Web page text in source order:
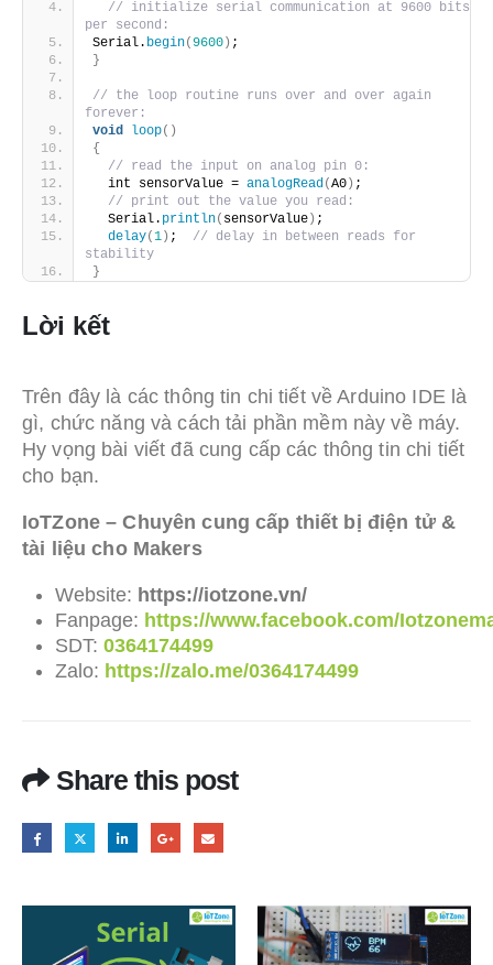
// initialize serial communication at 9600 bits
per second:
Serial. begin(9600) ;
}
// the loop routine runs over and over again
forever:
void loop()
{
// read the input on analog pin 0:
  int sensorValue =
analogRead(A0) ;
// print out the value you read:
  Serial.
println( sensorValue) ;
delay(1) ; // delay in between reads for
stability
}
Lời kết
Trên đây là các thông tin chi tiết về Arduino IDE là
gì, chức năng và cách tải phần mềm này về máy.
Hy vọng bài viết đã cung cấp các thông tin chi tiết
cho bạn.
IoTZone – Chuyên cung cấp thiết bị điện tử &
tài liệu cho Makers
Website: https://iotzone.vn/
Fanpage: https://www.facebook.com/
SDT: 0364174499
Zalo: https://zalo.me/0364174499
Share this post